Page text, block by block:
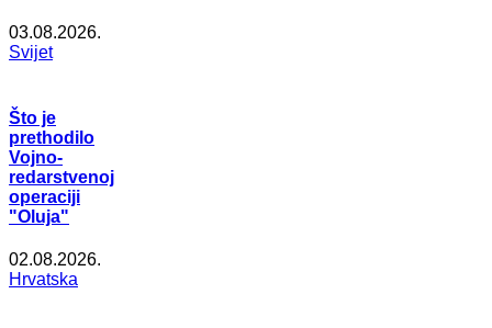
03.08.2026.
Svijet
Što je
prethodilo
Vojno-
redarstvenoj
operaciji
"Oluja"
02.08.2026.
Hrvatska